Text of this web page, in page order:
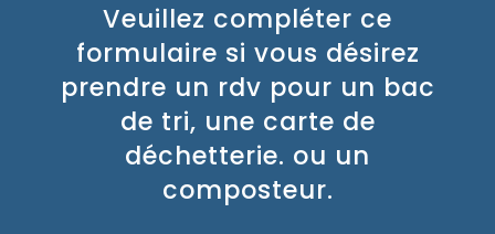
Veuillez compléter ce
formulaire si vous désirez
prendre un rdv pour un bac
de tri, une carte de
déchetterie. ou un
composteur.